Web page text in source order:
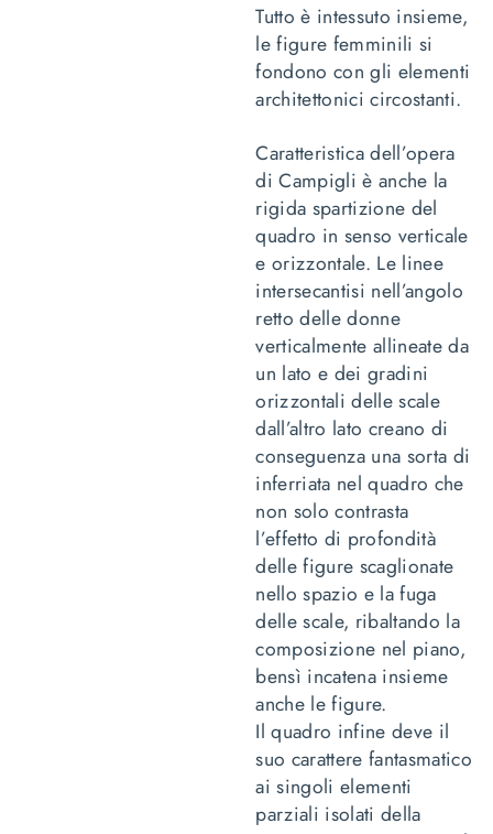
Tutto è intessuto insieme,
le figure femminili si
fondono con gli elementi
architettonici circostanti.
Caratteristica dell’opera
di Campigli è anche la
rigida spartizione del
quadro in senso verticale
e orizzontale. Le linee
intersecantisi nell’angolo
retto delle donne
verticalmente allineate da
un lato e dei gradini
orizzontali delle scale
dall’altro lato creano di
conseguenza una sorta di
inferriata nel quadro che
non solo contrasta
l’effetto di profondità
delle figure scaglionate
nello spazio e la fuga
delle scale, ribaltando la
composizione nel piano,
bensì incatena insieme
anche le figure.
Il quadro infine deve il
suo carattere fantasmatico
ai singoli elementi
parziali isolati della